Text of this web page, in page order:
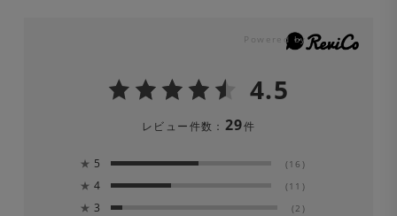
4.5
レビュー件数： 29件
★ 5 (16)
★ 4 (11)
★ 3 (2)